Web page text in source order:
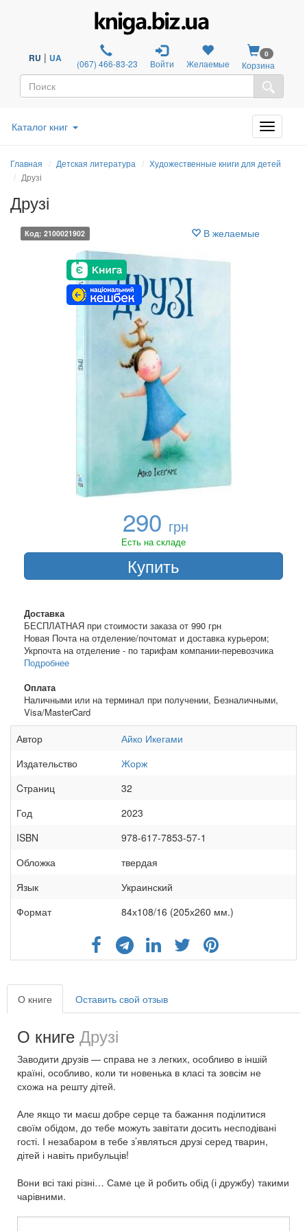
RU | UA (067) 466-83-23 Войти Желаемые
0
Корзина
Каталог книг
Главная Детская литература
Художественные книги для детей
Друзі
Друзі
Код: 2100021902 В желаемые
290 грн
Есть на складе
Купить
Доставка
БЕСПЛАТНАЯ при стоимости заказа от 990 грн
Новая Почта на отделение/почтомат и доставка курьером;
Укрпочта на отделение - по тарифам компании-перевозчика
Подробнее
Оплата
Наличными или на терминал при получении, Безналичными,
Visa/MasterCard
Автор
Айко Икегами
Издательство
Жорж
Cтраниц
32
Год
2023
ISBN
978-617-7853-57-1
Обложка
твердая
Язык
Украинский
Формат
84х108/16 (205х260 мм.)
О книге Оставить свой отзыв
О книге Друзі
Заводити друзів — справа не з легких, особливо в іншій
країні, особливо, коли ти новенька в класі та зовсім не
схожа на решту дітей.
Але якщо ти маєш добре серце та бажання поділитися
своїм обідом, до тебе можуть завітати досить несподівані
гості. І незабаром в тебе з’являться друзі серед тварин,
дітей і навіть прибульців!
Вони всі такі різні… Саме це й робить обід (і дружбу) такими
чарівними.